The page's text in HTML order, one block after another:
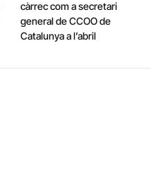
càrrec com a secretari
general de CCOO de
Catalunya a l’abril